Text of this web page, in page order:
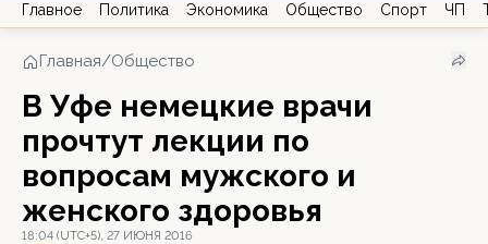
Главное Политика Экономика Общество Спорт ЧП
Главная/Общество
В Уфе немецкие врачи
прочтут лекции по
вопросам мужского и
женского здоровья
18:04 (UTC+5), 27 ИЮНЯ 2016